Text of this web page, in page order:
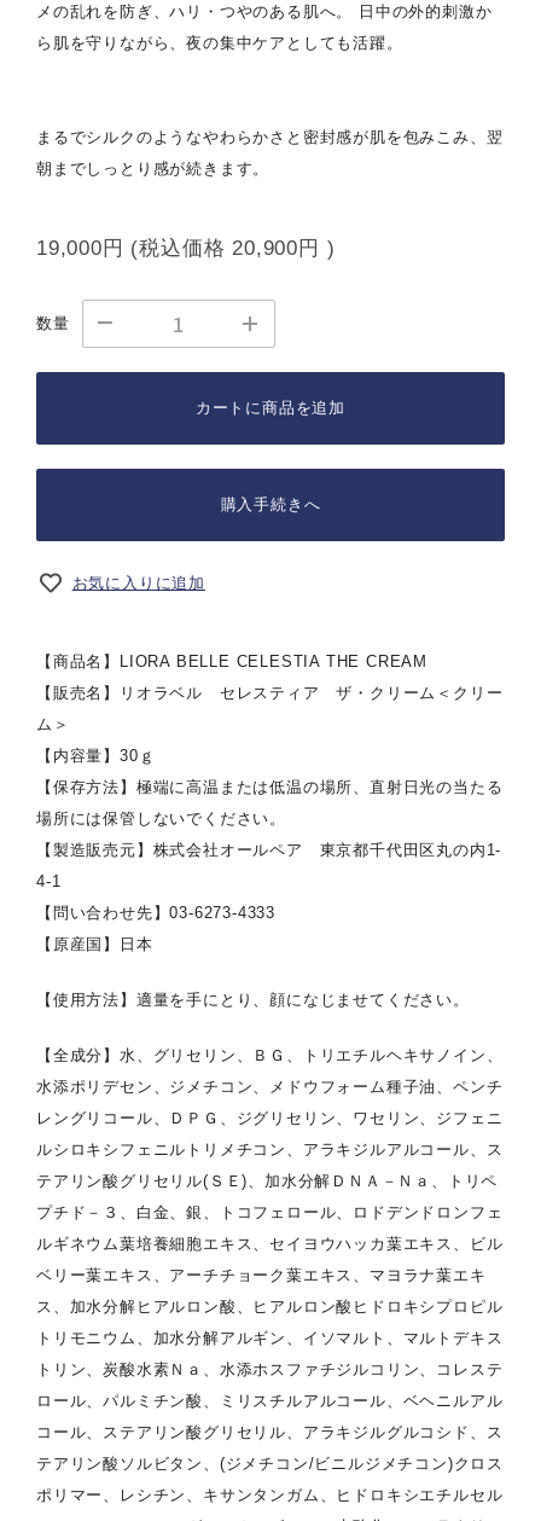
メの乱れを防ぎ、ハリ・つやのある肌へ。 日中の外的刺激か
ら肌を守りながら、夜の集中ケアとしても活躍。
まるでシルクのようなやわらかさと密封感が肌を包みこみ、翌
朝までしっとり感が続きます。
19,000円 (税込価格 20,900円 )
数量
カートに商品を追加
購入手続きへ
お気に入りに追加
【商品名】LIORA BELLE CELESTIA THE CREAM
【販売名】リオラベル セレスティア ザ・クリーム＜クリー
ム＞
【内容量】30ｇ
【保存方法】極端に高温または低温の場所、直射日光の当たる
場所には保管しないでください。
【製造販売元】株式会社オールペア 東京都千代田区丸の内1-
4-1
【問い合わせ先】03-6273-4333
【原産国】日本
【使用方法】適量を手にとり、顔になじませてください。
【全成分】水、グリセリン、ＢＧ、トリエチルヘキサノイン、
水添ポリデセン、ジメチコン、メドウフォーム種子油、ペンチ
レングリコール、ＤＰＧ、ジグリセリン、ワセリン、ジフェニ
ルシロキシフェニルトリメチコン、アラキジルアルコール、ス
テアリン酸グリセリル(ＳＥ)、加水分解ＤＮＡ－Ｎａ、トリペ
プチド－３、白金、銀、トコフェロール、ロドデンドロンフェ
ルギネウム葉培養細胞エキス、セイヨウハッカ葉エキス、ビル
ベリー葉エキス、アーチチョーク葉エキス、マヨラナ葉エキ
ス、加水分解ヒアルロン酸、ヒアルロン酸ヒドロキシプロピル
トリモニウム、加水分解アルギン、イソマルト、マルトデキス
トリン、炭酸水素Ｎａ、水添ホスファチジルコリン、コレステ
ロール、パルミチン酸、ミリスチルアルコール、ベヘニルアル
コール、ステアリン酸グリセリル、アラキジルグルコシド、ス
テアリン酸ソルビタン、(ジメチコン/ビニルジメチコン)クロス
ポリマー、レシチン、キサンタンガム、ヒドロキシエチルセル